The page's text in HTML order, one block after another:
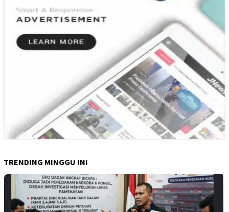
TRENDING MINGGU INI